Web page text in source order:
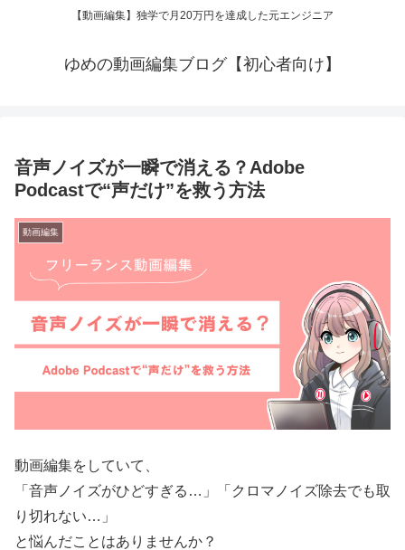
【動画編集】独学で月20万円を達成した元エンジニア
ゆめの動画編集ブログ【初心者向け】
音声ノイズが一瞬で消える？Adobe
Podcastで“声だけ”を救う方法
動画編集
動画編集をしていて、
「音声ノイズがひどすぎる…」「クロマノイズ除去でも取
り切れない…」
と悩んだことはありませんか？